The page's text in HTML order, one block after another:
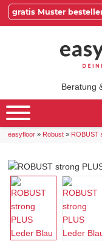
gratis Muster
Beratung
easyfloor » Robust » ROBUST